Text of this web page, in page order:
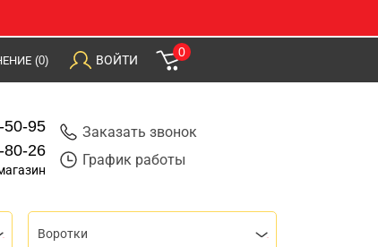
(0) ВОЙТИ
0
50-95
80-26
Заказать звонок
График работы
Воротки